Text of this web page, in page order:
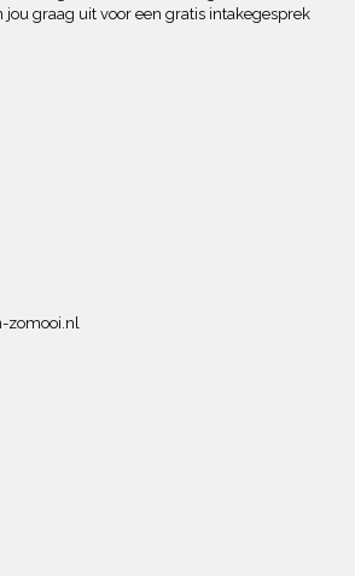
graag uit voor een gratis intakegesprek
zomooi.nl